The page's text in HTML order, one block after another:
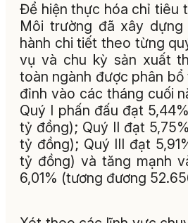
Để hiện thực hóa chỉ tiêu
Môi trường đã xây
hành chi tiết theo từng
vụ và chu kỳ sản xuất
toàn ngành được phân
đỉnh vào các tháng cuối
Quý I phấn đấu đạt
tỷ đồng); Quý II đạt
tỷ đồng); Quý III đạt
tỷ đồng) và tăng mạnh
6,01% (tương đương